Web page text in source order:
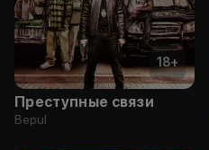
18+
Преступные связи
Bepul